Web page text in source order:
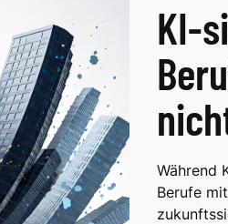
KI-
Während
Berufe